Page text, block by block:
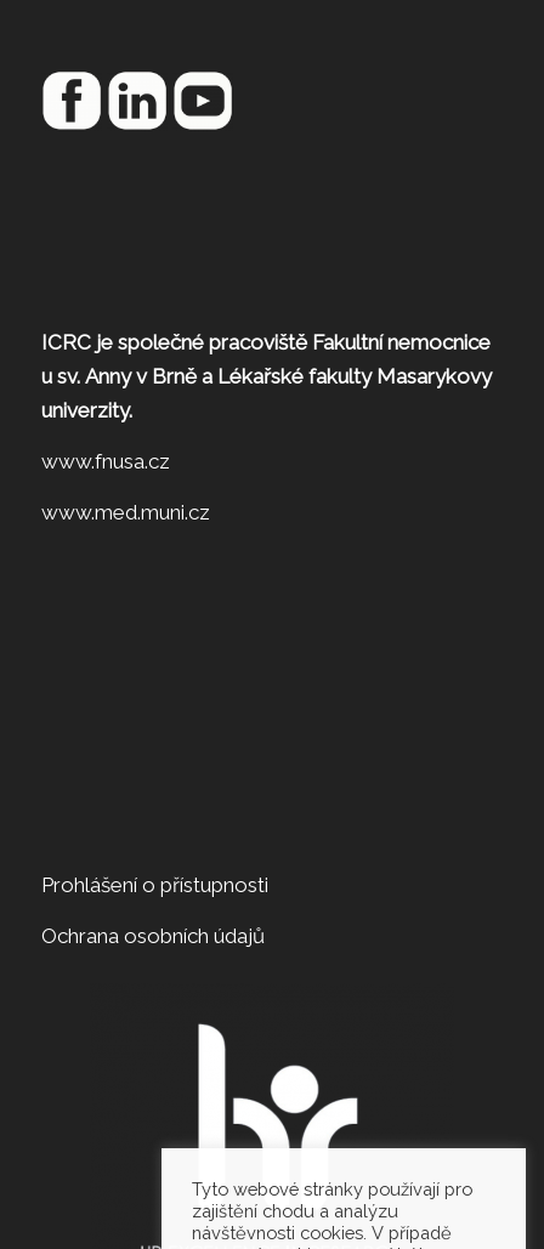
ICRC je společné pracoviště Fakultní nemocnice
u sv. Anny v Brně a Lékařské fakulty Masarykovy
univerzity.
www.fnusa.cz
www.med.muni.cz
Prohlášení o přístupnosti
Ochrana osobních údajů
Tyto webové stránky používají pro
zajištění chodu a analýzu
návštěvnosti cookies. V případě